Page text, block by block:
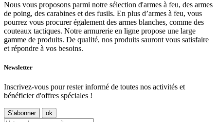
Nous vous proposons parmi notre sélection d'armes à feu, des armes
de poing, des carabines et des fusils. En plus d’armes à feu, vous
pourrez vous procurer également des armes blanches, comme des
couteaux tactiques. Notre armurerie en ligne propose une large
gamme de produits. De qualité, nos produits sauront vous satisfaire
et répondre à vos besoins.
Newsletter
Inscrivez-vous pour rester informé de toutes nos activités et
bénéficier d'offres spéciales !